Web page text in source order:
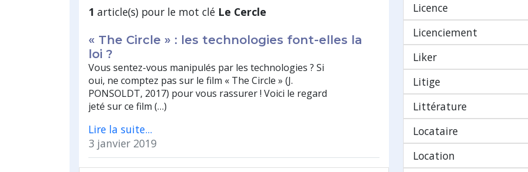
1 article(s) pour le mot clé Le Cercle
« The Circle » : les technologies font-elles la
loi ?
Vous sentez-vous manipulés par les technologies ? Si
oui, ne comptez pas sur le film « The Circle » (J.
PONSOLDT, 2017) pour vous rassurer ! Voici le regard
jeté sur ce film (…)
Lire la suite...
3 janvier 2019
Licence
Licenciement
Liker
Litige
Littérature
Locataire
Location